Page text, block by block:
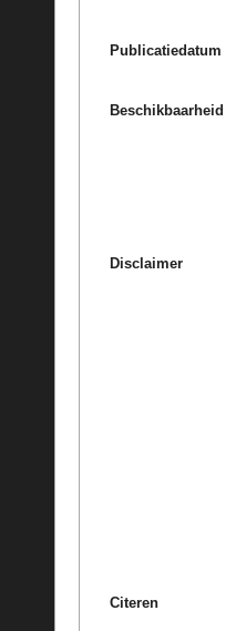
Publicatiedatum
Beschikbaarheid
Disclaimer
Citeren